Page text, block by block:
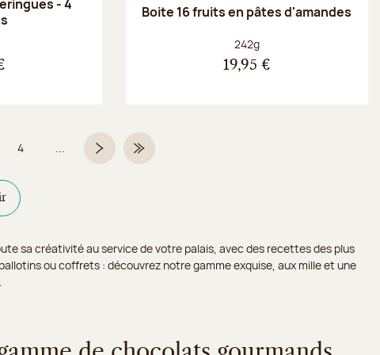
- 4
:
Boite 16 fruits en pâtes d'amandes
Poids net :
242g
19,95 €
Page
4 ... Page suivanteDernière page
sa créativité au service de votre palais, avec des recettes des plus
ou coffrets : découvrez notre gamme exquise, aux mille et une